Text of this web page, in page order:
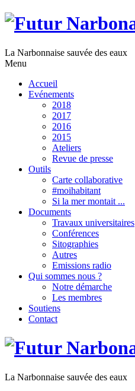
La Narbonnaise sauvée des eaux
Menu
Accueil
Evénements
2018
2017
2016
2015
Ateliers
Revue de presse
Outils
Carte collaborative
#moihabitant
Si la mer montait ...
Documents
Travaux universitaires
Conférences
Sitographies
Autres
Emissions radio
Qui sommes nous ?
Notre démarche
Les membres
Soutiens
Contact
La Narbonnaise sauvée des eaux